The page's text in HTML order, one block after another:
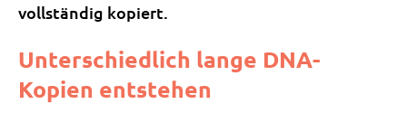
vollständig kopiert.
Unterschiedlich lange DNA-
Kopien entstehen